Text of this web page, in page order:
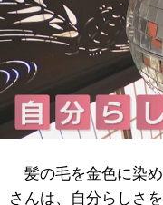
髪の毛を金色に染
さんは、自分らしさ